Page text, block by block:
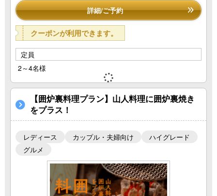
詳細/ご予約
クーポンが利用できます。
定員
2～4名様
【囲炉裏料理プラン】山人料理に囲炉裏焼き
をプラス！
レディース カップル・夫婦向け
ハイグレード
グルメ